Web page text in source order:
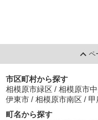
ペ
市区町村から探す
相模原市緑区 / 相模原市
伊東市 / 相模原市南区 / 甲
町名から探す